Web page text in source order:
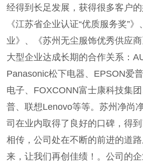
经得到长足发展，获得很多客户的
《江苏省企业认证“优质服务奖”
业》、《苏州无尘服饰优秀供应
大型企业达成长期的合作关系：
Panasonic松下电器、EPSON爱
电子、FOXCONN富士康科技集
普、联想Lenovo等等。苏州净尚
司在业内取得了良好的口碑，得
相传，公司处在不断的前进的道
来，让我们再创佳绩！。公司的